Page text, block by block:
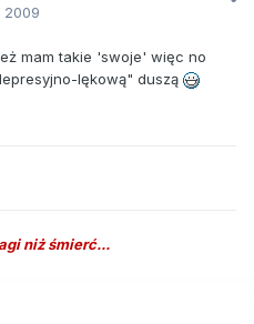
2009
mam takie 'swoje' więc no
lękową" duszą
niż śmierć...